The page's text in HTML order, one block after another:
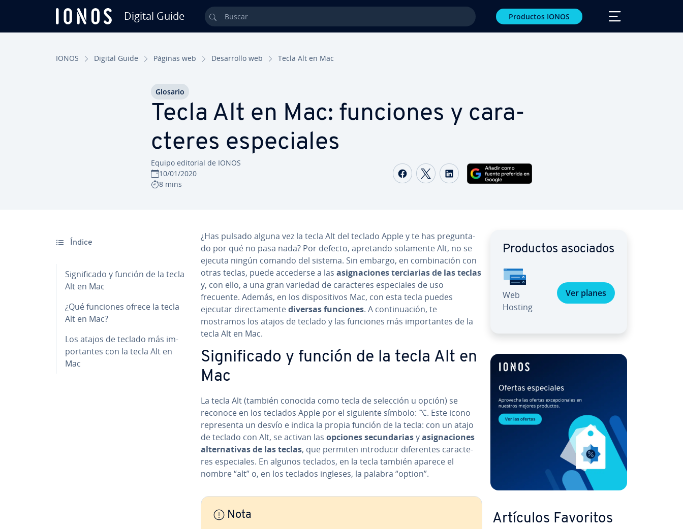
Digital Guide Buscar Productos IONOS
IONOS Digital Guide Páginas web De­sa­rro­llo web Tecla Alt en Mac
Tecla Alt en Mac: funciones y ca­ra­
c­te­res es­pe­cia­les
Equipo editorial de IONOS
10/01/2020
8 mins
Compartir Facebook
Compartir Twitter
Compartir LinkedIn
Glosario
Índice
Si­g­ni­fi­ca­do y función de la tecla
Alt en Mac
¿Qué funciones ofrece la tecla
Alt en Mac?
Los atajos de teclado más im­
po­r­ta­n­tes con la tecla Alt en
Mac
¿Has pulsado alguna vez la tecla Alt del teclado Apple y te has pre­gu­n­ta­
do por qué no pasa nada? Por defecto, apretando solamente Alt, no se
ejecuta ningún comando del sistema. Sin embargo, en co­m­bi­na­ción con
otras teclas, puede accederse a las asi­g­na­cio­nes te­r­cia­rias de las teclas
y, con ello, a una gran variedad de ca­ra­c­te­res es­pe­cia­les de uso
frecuente. Además, en los di­s­po­si­ti­vos Mac, con esta tecla puedes
ejecutar di­re­c­ta­me­n­tediversas funciones. A co­n­ti­nua­ción, te
mostramos los atajos de teclado y las funciones más im­po­r­ta­n­tes de la
tecla Alt en Mac.
Si­g­ni­fi­ca­do y función de la tecla Alt en
Mac
La tecla Alt (también conocida como tecla de selección u opción) se
reconoce en los teclados Apple por el siguiente símbolo: ⌥. Este icono
re­pre­se­n­ta un desvío e indica la propia función de la tecla: con un atajo
de teclado con Alt, se activan las opciones se­cu­n­da­riasyasi­g­na­cio­nes
al­te­r­na­ti­vas de las teclas, que permiten in­tro­du­cir di­fe­re­n­tes ca­ra­c­te­
res es­pe­cia­les. En algunos teclados, en la tecla también aparece el
nombre “alt” o, en los teclados ingleses, la palabra “option”.
Nota
Productos asociados
Web
Hosting
Ver planes
Artículos Favoritos